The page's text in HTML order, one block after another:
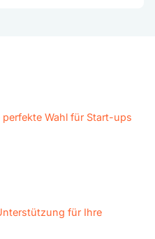
Wahl für Start-ups
für Ihre